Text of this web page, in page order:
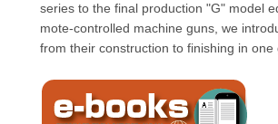
series to the final production "G" model
mote-controlled machine guns, we
from their construction to finishing in one